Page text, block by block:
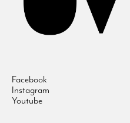
Facebook
Instagram
Youtube